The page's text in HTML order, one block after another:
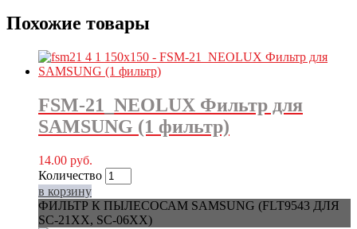
Похожие товары
FSM-21_NEOLUX Фильтр для
SAMSUNG (1 фильтр)
14.00 руб.
Количество
в корзину
ФИЛЬТР К ПЫЛЕСОСАМ SAMSUNG (FLT9543 ДЛЯ
SC-21XX, SC-06XX)